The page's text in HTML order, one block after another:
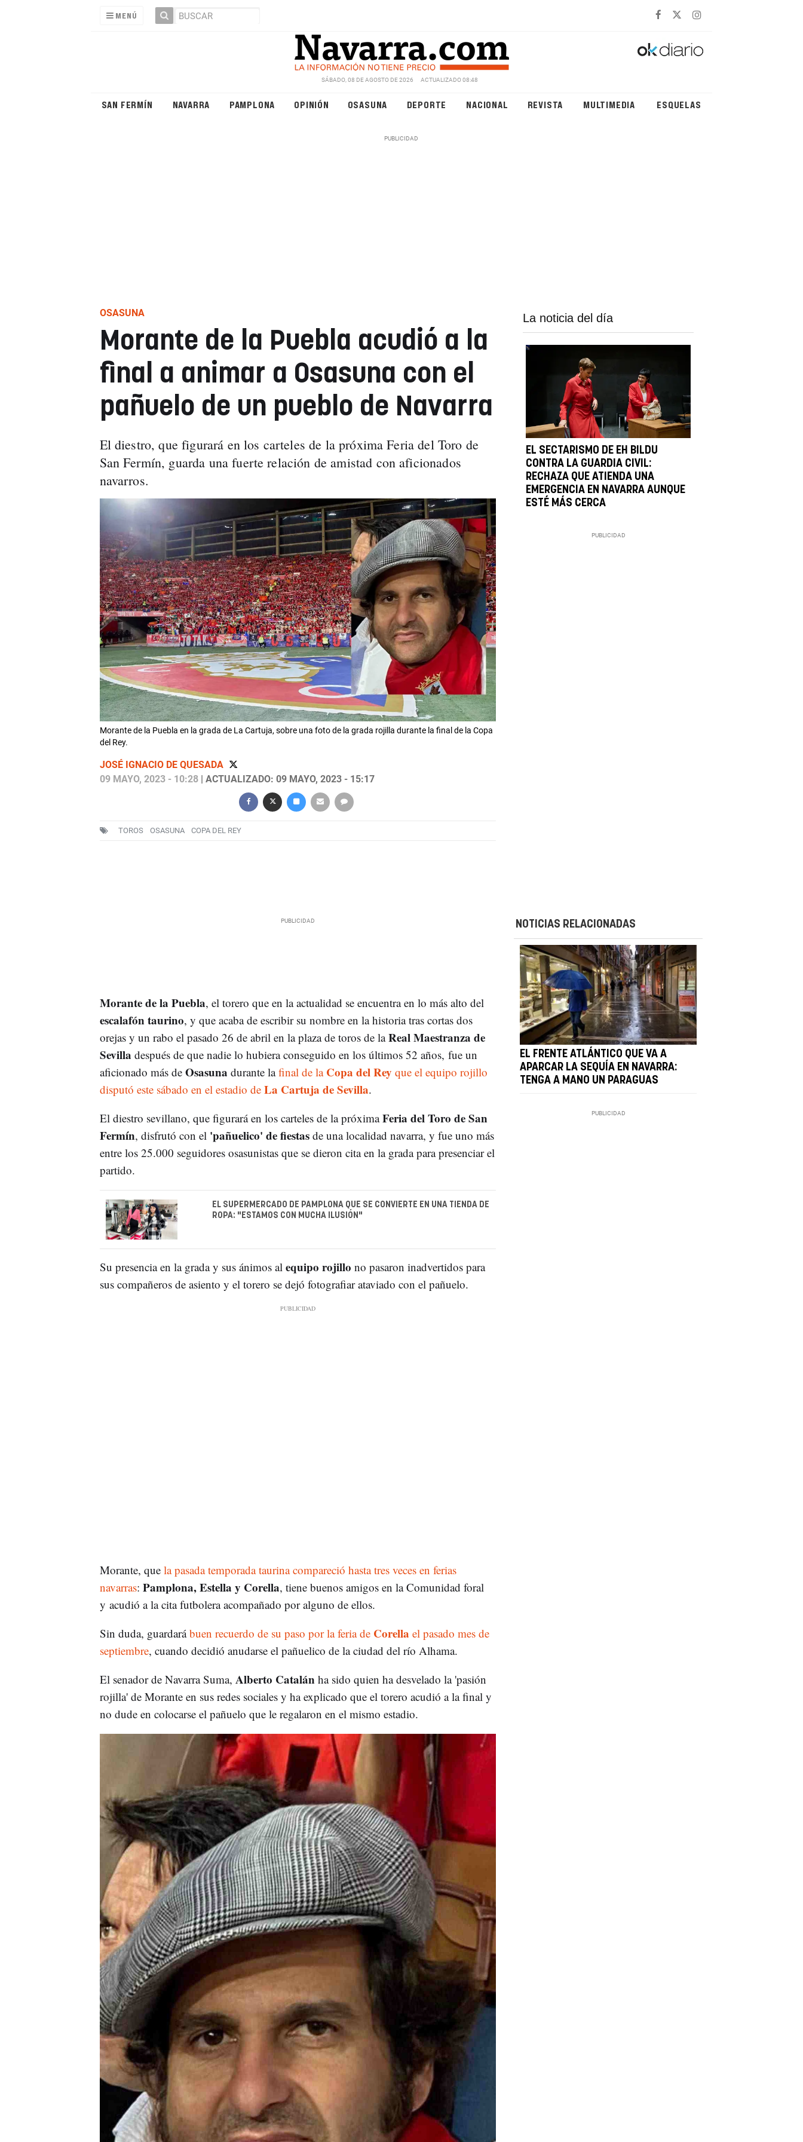
MENÚ
SÁBADO, 08 DE AGOSTO DE 2026 ACTUALIZADO 08:48
SAN FERMÍN NAVARRA PAMPLONA OPINIÓN OSASUNA DEPORTE NACIONAL REVISTA MULTIMEDIA ESQUELAS
OSASUNA
Morante de la Puebla acudió a la
final a animar a Osasuna con el
pañuelo de un pueblo de Navarra
El diestro, que figurará en los carteles de la próxima Feria del Toro de
San Fermín, guarda una fuerte relación de amistad con aficionados
navarros.
Morante de la Puebla en la grada de La Cartuja, sobre una foto de la grada rojilla durante la final de la Copa
del Rey.
JOSÉ IGNACIO DE QUESADA
09 MAYO, 2023 - 10:28| ACTUALIZADO: 09 MAYO, 2023 - 15:17
TOROS OSASUNA COPA DEL REY
La noticia del día
EL SECTARISMO DE EH BILDU
CONTRA LA GUARDIA CIVIL:
RECHAZA QUE ATIENDA UNA
EMERGENCIA EN NAVARRA AUNQUE
ESTÉ MÁS CERCA
Morante de la Puebla, el torero que en la actualidad se encuentra en lo más alto del
escalafón taurino, y que acaba de escribir su nombre en la historia tras cortas dos
orejas y un rabo el pasado 26 de abril en la plaza de toros de laReal Maestranza de
Sevilla después de que nadie lo hubiera conseguido en los últimos 52 años, fue un
aficionado más de Osasuna durante lafinal de la Copa del Rey que el equipo rojillo
disputó este sábado en el estadio de La Cartuja de Sevilla.
El diestro sevillano, que figurará en los carteles de la próximaFeria del Toro de San
Fermín, disfrutó con el 'pañuelico' de fiestasde una localidad navarra, y fue uno más
entre los 25.000 seguidores osasunistas que se dieron cita en la grada para presenciar el
partido.
EL SUPERMERCADO DE PAMPLONA QUE SE CONVIERTE EN UNA TIENDA DE
ROPA: "ESTAMOS CON MUCHA ILUSIÓN"
Su presencia en la grada y sus ánimos alequipo rojillo no pasaron inadvertidos para
sus compañeros de asiento y el torero se dejó fotografiar ataviado con el pañuelo.
Morante, que la pasada temporada taurina compareció hasta tres veces en ferias
navarras: Pamplona, Estella y Corella, tiene buenos amigos en la Comunidad foral
y acudió a la cita futbolera acompañado por alguno de ellos.
Sin duda, guardarábuen recuerdo de su paso por la feria de Corella el pasado mes de
septiembre, cuando decidió anudarse el pañuelico de la ciudad del río Alhama.
El senador de Navarra Suma, Alberto Catalán ha sido quien ha desvelado la 'pasión
rojilla' de Morante en sus redes sociales y ha explicado que el torero acudió a la final y
no dude en colocarse el pañuelo que le regalaron en el mismo estadio.
NOTICIAS RELACIONADAS
EL FRENTE ATLÁNTICO QUE VA A
APARCAR LA SEQUÍA EN NAVARRA:
TENGA A MANO UN PARAGUAS